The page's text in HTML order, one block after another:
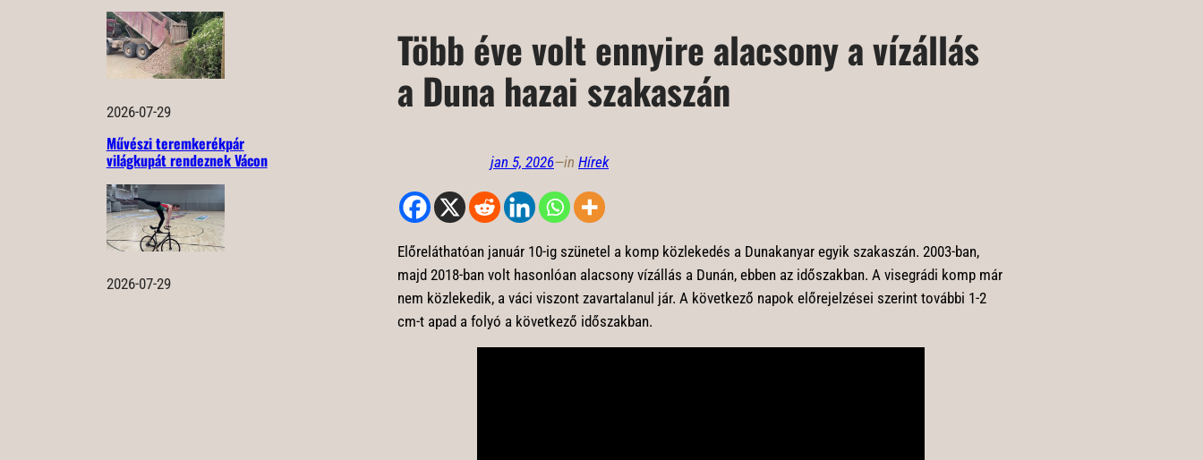
2026-07-29
Művészi teremkerékpár
világkupát rendeznek Vácon
2026-07-29
Több éve volt ennyire alacsony a vízállás
a Duna hazai szakaszán
jan 5, 2026—in Hírek
Előreláthatóan január 10-ig szünetel a komp közlekedés a Dunakanyar egyik szakaszán. 2003-ban,
majd 2018-ban volt hasonlóan alacsony vízállás a Dunán, ebben az időszakban. A visegrádi komp már
nem közlekedik, a váci viszont zavartalanul jár. A következő napok előrejelzései szerint további 1-2
cm-t apad a folyó a következő időszakban.